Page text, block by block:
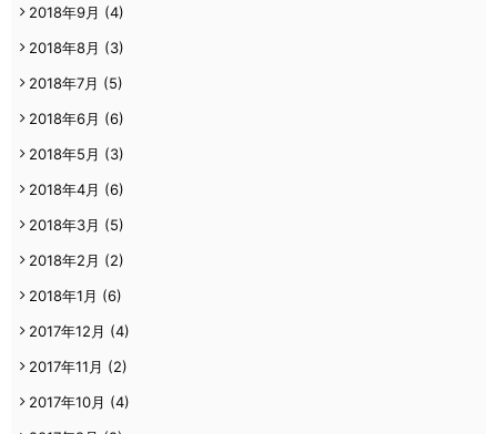
2018年9月 (4)
2018年8月 (3)
2018年7月 (5)
2018年6月 (6)
2018年5月 (3)
2018年4月 (6)
2018年3月 (5)
2018年2月 (2)
2018年1月 (6)
2017年12月 (4)
2017年11月 (2)
2017年10月 (4)